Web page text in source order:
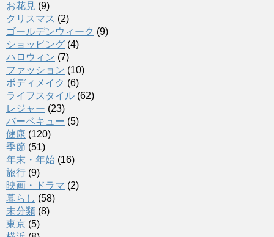
お花見 (9)
クリスマス (2)
ゴールデンウィーク (9)
ショッピング (4)
ハロウィン (7)
ファッション (10)
ボディメイク (6)
ライフスタイル (62)
レジャー (23)
バーベキュー (5)
健康 (120)
季節 (51)
年末・年始 (16)
旅行 (9)
映画・ドラマ (2)
暮らし (58)
未分類 (8)
東京 (5)